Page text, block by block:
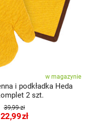
w magazynie
i podkładka Heda
2 szt.
39,99 zł
22,99zł